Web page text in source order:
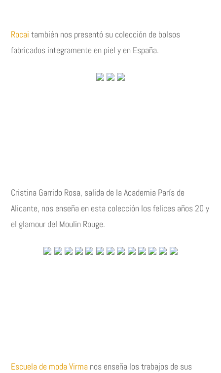
Rocaitambién nos presentó su colección de bolsos
fabricados integramente en piel y en España.
Cristina Garrido Rosa, salida de la Academia París de
Alicante, nos enseña en esta colección los felices años 20 y
el glamour del Moulin Rouge.
Escuela de moda Virma nos enseña los trabajos de sus